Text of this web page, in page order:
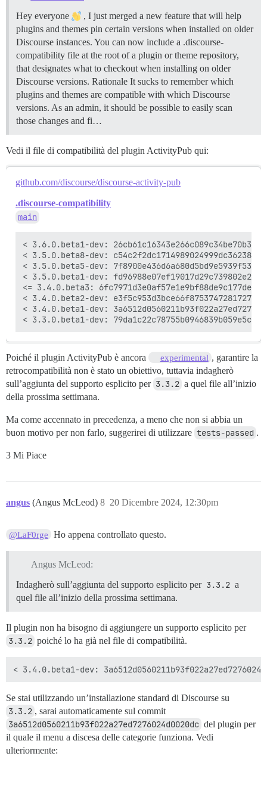
Hey everyone
, I just merged a new feature that will help
plugins and themes pin certain versions when installed on older
Discourse instances. You can now include a .discourse-
compatibility file at the root of a plugin or theme repository,
that designates what to checkout when installing on older
Discourse versions. Rationale It sucks to remember which
plugins and themes are compatible with which Discourse
versions. As an admin, it should be possible to easily scan
those changes and fi…
Vedi il file di compatibilità del plugin ActivityPub qui:
github.com/discourse/discourse-activity-pub
.discourse-compatibility
main
< 3.6.0.beta1-dev:
< 3.5.0.beta8-dev:
< 3.5.0.beta5-dev:
< 3.5.0.beta1-dev:
<= 3.4.0.beta3:
< 3.4.0.beta2-dev:
< 3.4.0.beta1-dev:
Poiché il plugin ActivityPub è ancora experimental , garantire la
retrocompatibilità non è stato un obiettivo, tuttavia indagherò
sull’aggiunta del supporto esplicito per 3.3.2 a quel file all’inizio
della prossima settimana.
Ma come accennato in precedenza, a meno che non si abbia un
buon motivo per non farlo, suggerirei di utilizzare tests-passed .
3 Mi Piace
angus (Angus McLeod) 20 Dicembre 2024, 12:30pm
8
@LaF0rge Ho appena controllato questo.
Angus McLeod:
Indagherò sull’aggiunta del supporto esplicito per 3.3.2 a
quel file all’inizio della prossima settimana.
Il plugin non ha bisogno di aggiungere un supporto esplicito per
3.3.2 poiché lo ha già nel file di compatibilità.
Se stai utilizzando un’installazione standard di Discourse su
3.3.2 , sarai automaticamente sul commit
3a6512d0560211b93f022a27ed7276024d0020dc del plugin per
il quale il menu a discesa delle categorie funziona. Vedi
ulteriormente: